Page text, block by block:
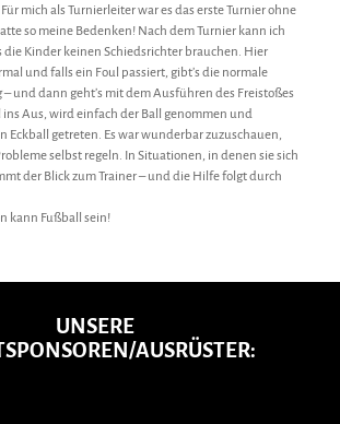
mich als Turnierleiter war es das erste Turnier ohne
so meine Bedenken! Nach dem Turnier kann ich
die Kinder keinen Schiedsrichter brauchen. Hier
und falls ein Foul passiert, gibt’s die normale
und dann geht’s mit dem Ausführen des Freistoßes
ins Aus, wird einfach der Ball genommen und
Eckball getreten. Es war wunderbar zuzuschauen,
selbst regeln. In Situationen, in denen sie sich
der Blick zum Trainer – und die Hilfe folgt durch
kann Fußball sein!
UNSERE
AUSRÜSTER: